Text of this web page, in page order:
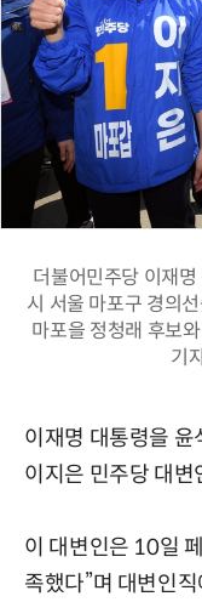
더불어민주당 이재
시 서울 마포구 경의
마포을 정청래 후보
기
이재명 대통령을 윤
이지은 민주당 대
이 대변인은 10일
족했다”며 대변인